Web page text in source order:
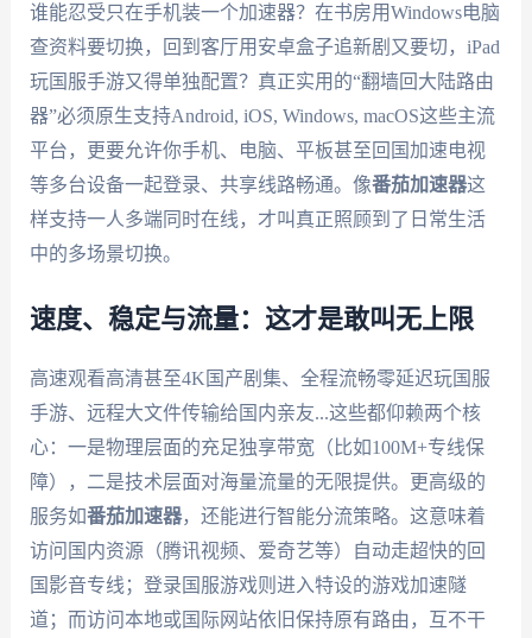
谁能忍受只在手机装一个加速器？在书房用Windows电脑
查资料要切换，回到客厅用安卓盒子追新剧又要切，iPad
玩国服手游又得单独配置？真正实用的“翻墙回大陆路由
器”必须原生支持Android, iOS, Windows, macOS这些主流
平台，更要允许你手机、电脑、平板甚至回国加速电视
等多台设备一起登录、共享线路畅通。像番茄加速器这
样支持一人多端同时在线，才叫真正照顾到了日常生活
中的多场景切换。
速度、稳定与流量：这才是敢叫无上限
高速观看高清甚至4K国产剧集、全程流畅零延迟玩国服
手游、远程大文件传输给国内亲友...这些都仰赖两个核
心：一是物理层面的充足独享带宽（比如100M+专线保
障），二是技术层面对海量流量的无限提供。更高级的
服务如番茄加速器，还能进行智能分流策略。这意味着
访问国内资源（腾讯视频、爱奇艺等）自动走超快的回
国影音专线；登录国服游戏则进入特设的游戏加速隧
道；而访问本地或国际网站依旧保持原有路由，互不干